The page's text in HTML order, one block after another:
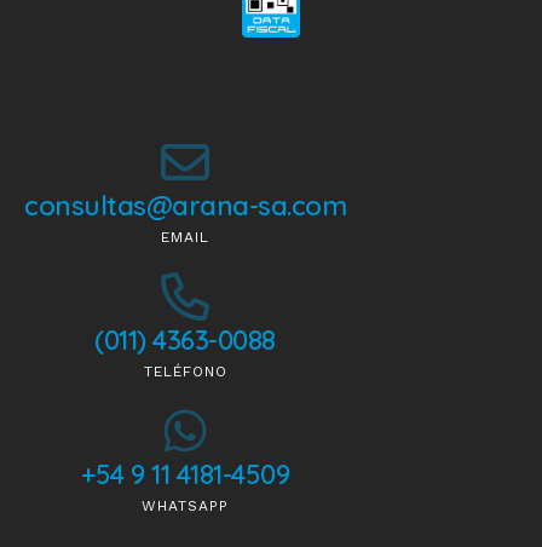
consultas@arana-sa.com
EMAIL
(011) 4363-0088
TELÉFONO
+54 9 11 4181-4509
WHATSAPP